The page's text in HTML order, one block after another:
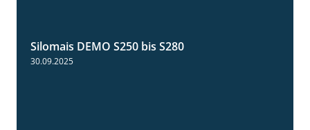
Silomais DEMO S250 bis S280
30.09.2025